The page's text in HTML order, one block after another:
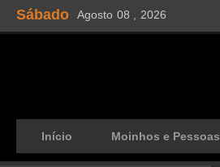
Sábado Agosto 08 , 2026
Início Moinhos e Pessoas